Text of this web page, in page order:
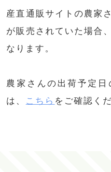
産直通販サイトの農家
が販売されていた場合
なります。
農家さんの出荷予定
は、 こちら をご確認く